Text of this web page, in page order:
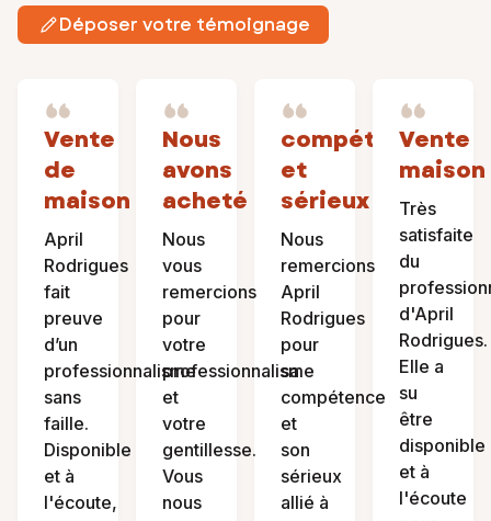
Déposer votre témoignage
Vente
de
maison
April
Rodrigues
fait
preuve
d’un
professionnalisme
sans
faille.
Disponible
et à
l'écoute,
Nous
avons
acheté
Nous
vous
remercions
pour
votre
professionnalisme
et
votre
gentillesse.
Vous
nous
compétence
et
sérieux
Nous
remercions
April
Rodrigues
pour
sa
compétence
et
son
sérieux
allié à
Vente
maison
Très
satisfaite
du
d'April
Rodrigues.
Elle a
su
être
disponible
et à
l'écoute